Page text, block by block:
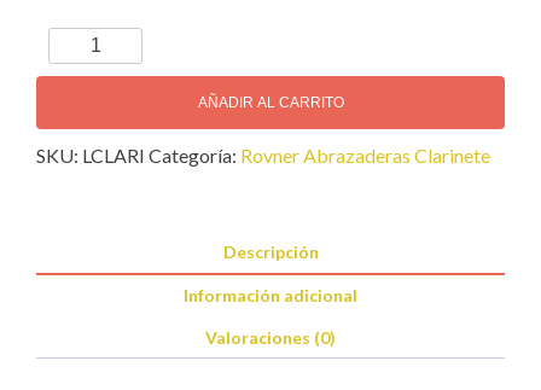
Rovner
Light
Clarinete
cantidad
AÑADIR AL CARRITO
SKU: LCLARI Categoría: Rovner Abrazaderas Clarinete
Descripción
Información adicional
Valoraciones (0)